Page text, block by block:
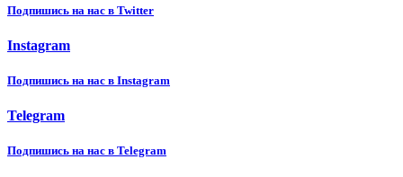
Подпишиcь на нас в Twitter
Instagram
Подпишиcь на нас в Instagram
Telegram
Подпишиcь на нас в Telegram